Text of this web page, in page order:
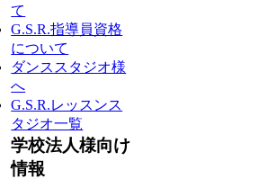
て
G.S.R.指導員資格
について
ダンススタジオ様
へ
G.S.R.レッスンス
タジオ一覧
学校法人様向け
情報